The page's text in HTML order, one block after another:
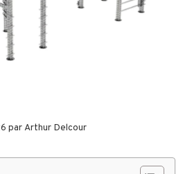
parArthur Delcour